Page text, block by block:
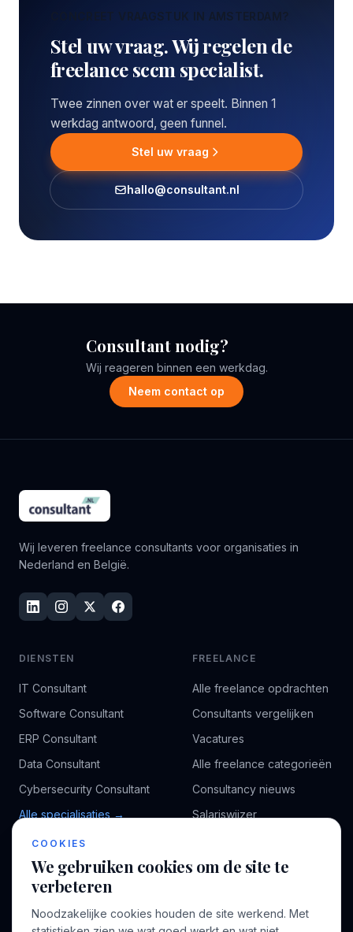
CONCREET VRAAGSTUK IN AMSTERDAM?
Stel uw vraag. Wij regelen de
freelance sccm specialist.
Twee zinnen over wat er speelt. Binnen 1
werkdag antwoord, geen funnel.
Stel uw vraag
hallo@consultant.nl
Consultant nodig?
Wij reageren binnen een werkdag.
Neem contact op
Wij leveren freelance consultants voor organisaties in
Nederland en België.
DIENSTEN
IT Consultant
Software Consultant
ERP Consultant
Data Consultant
Cybersecurity Consultant
Alle specialisaties →
FREELANCE
Alle freelance opdrachten
Consultants vergelijken
Vacatures
Alle freelance categorieën
Consultancy nieuws
Salariswijzer
BEDRIJF
Over ons Profiel aanmaken
COOKIES
We gebruiken cookies om de site te
verbeteren
Noodzakelijke cookies houden de site werkend. Met